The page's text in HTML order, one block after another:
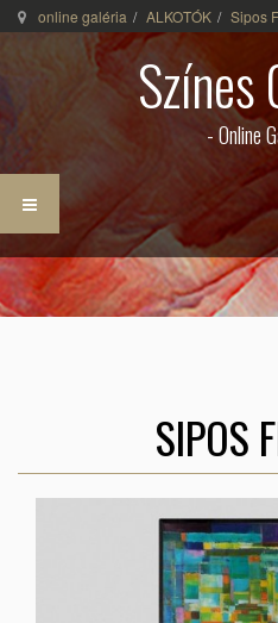
online galéria ALKOTÓK Sipos
Színes
- Online
SIPOS